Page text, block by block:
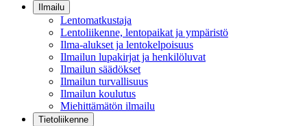
Ilmailu
Lentomatkustaja
Lentoliikenne, lentopaikat ja ympäristö
Ilma-alukset ja lentokelpoisuus
Ilmailun lupakirjat ja henkilöluvat
Ilmailun säädökset
Ilmailun turvallisuus
Ilmailun koulutus
Miehittämätön ilmailu
Tietoliikenne